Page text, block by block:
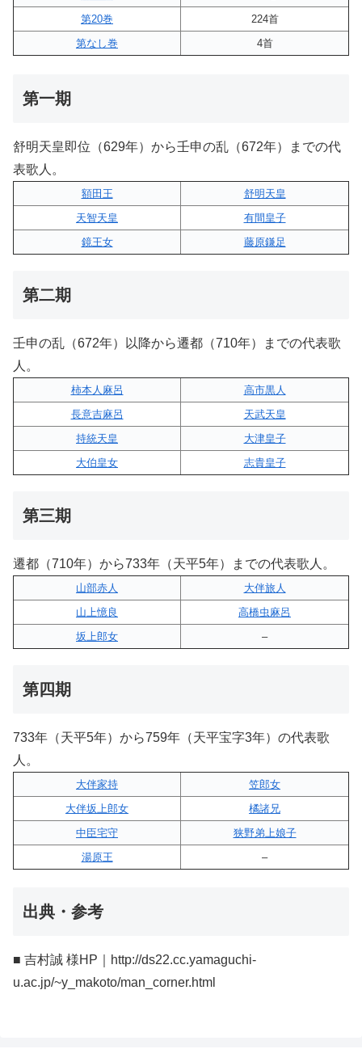
第20巻
224首
第なし巻
4首
第一期
舒明天皇即位（629年）から壬申の乱（672年）までの代
表歌人。
額田王
舒明天皇
天智天皇
有間皇子
鏡王女
藤原鎌足
第二期
壬申の乱（672年）以降から遷都（710年）までの代表歌
人。
柿本人麻呂
高市黒人
長意吉麻呂
天武天皇
持統天皇
大津皇子
大伯皇女
志貴皇子
第三期
遷都（710年）から733年（天平5年）までの代表歌人。
山部赤人
大伴旅人
山上憶良
高橋虫麻呂
坂上郎女
–
第四期
733年（天平5年）から759年（天平宝字3年）の代表歌
人。
大伴家持
笠郎女
大伴坂上郎女
橘諸兄
中臣宅守
狭野弟上娘子
湯原王
–
出典・参考
■ 吉村誠 様HP｜http://ds22.cc.yamaguchi-
u.ac.jp/~y_makoto/man_corner.html